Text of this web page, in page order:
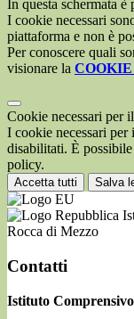
In questa schermata
I cookie necessari
piattaforma e non è
Per conoscere quali
visionare la
Cookie necessari per
I cookie necessari per
disabilitati. È
policy.
Accetta tutti Salva
Rocca di Mezzo
Contatti
Istituto